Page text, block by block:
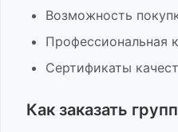
Возможность
Профессиональная
Сертификаты
Как заказать